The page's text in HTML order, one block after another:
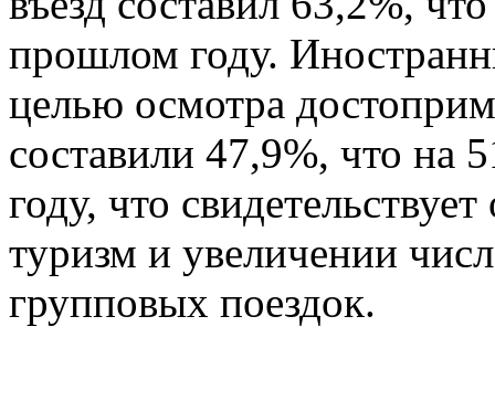
прошлом году.
целью осмотра
составили 47,9%, что
году, что
туризм и увеличении
групповых поездок.